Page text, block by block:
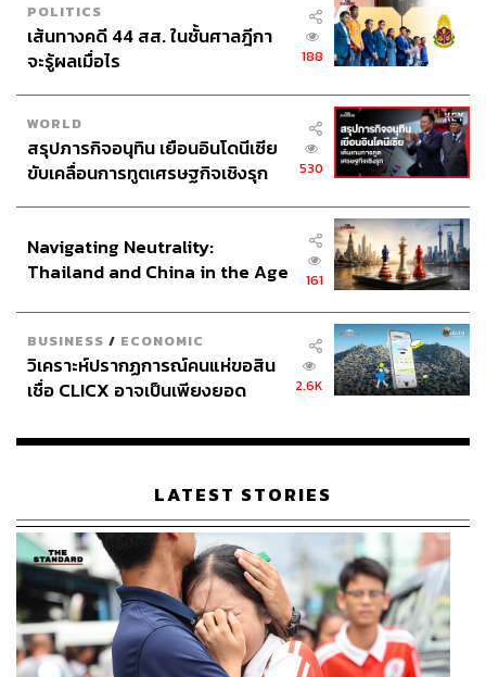
POLITICS
เส้นทางคดี 44 สส. ในชั้นศาลฎีกา
จะรู้ผลเมื่อไร
188
WORLD
สรุปภารกิจอนุทิน เยือนอินโดนีเซีย
ขับเคลื่อนการทูตเศรษฐกิจเชิงรุก
530
Navigating Neutrality:
Thailand and China in the Age
161
BUSINESS / ECONOMIC
วิเคราะห์ปรากฏการณ์คนแห่ขอสิน
เชื่อ CLICX อาจเป็นเพียงยอด
เรือนไทยที่ถูกซุกไว้
2.6K
LATEST STORIES